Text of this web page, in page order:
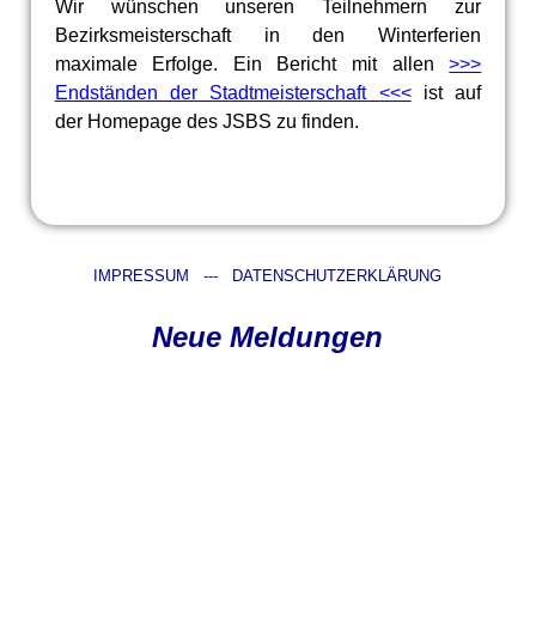
Wir wünschen unseren Teilnehmern zur
Bezirksmeisterschaft in den Winterferien
maximale Erfolge. Ein Bericht mit allen>>>
Endständen der Stadtmeisterschaft <<<ist auf
der Homepage des JSBS zu finden.
IMPRESSUM --- DATENSCHUTZERKLÄRUNG
Neue Meldungen